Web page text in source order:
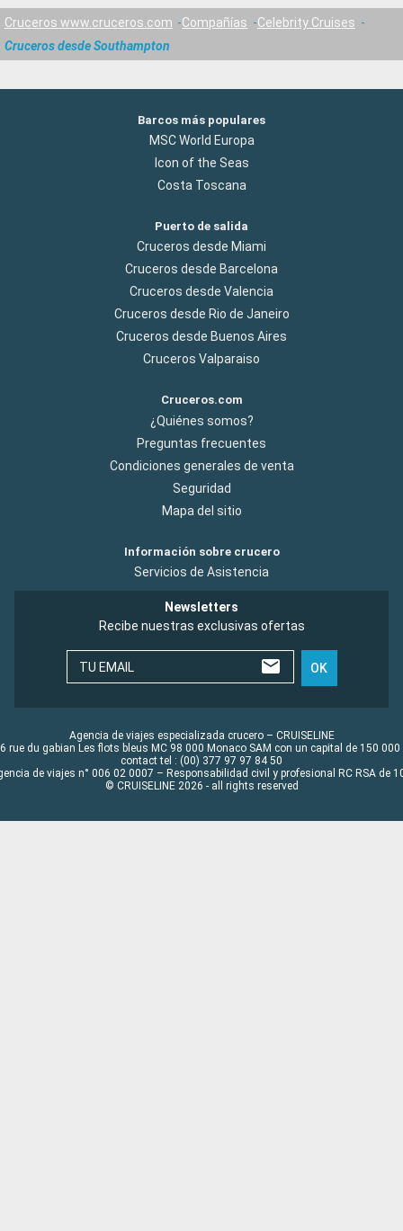
Cruceros www.cruceros.com Compañías
Celebrity Cruises
Cruceros desde Southampton
Barcos más populares
MSC World Europa
Icon of the Seas
Costa Toscana
Puerto de salida
Cruceros desde Miami
Cruceros desde Barcelona
Cruceros desde Valencia
Cruceros desde Rio de Janeiro
Cruceros desde Buenos Aires
Cruceros Valparaiso
Cruceros.com
¿Quiénes somos?
Preguntas frecuentes
Condiciones generales de venta
Seguridad
Mapa del sitio
Información sobre crucero
Servicios de Asistencia
Newsletters
Recibe nuestras exclusivas ofertas
TU EMAIL OK
Agencia de viajes especializada crucero – CRUISELINE
rue du gabian Les flots bleus MC 98 000 Monaco SAM con un capital de 150 000
contact tel : (00) 377 97 97 84 50
de viajes n° 006 02 0007 – Responsabilidad civil y profesional RC RSA de
© CRUISELINE 2026 - all rights reserved